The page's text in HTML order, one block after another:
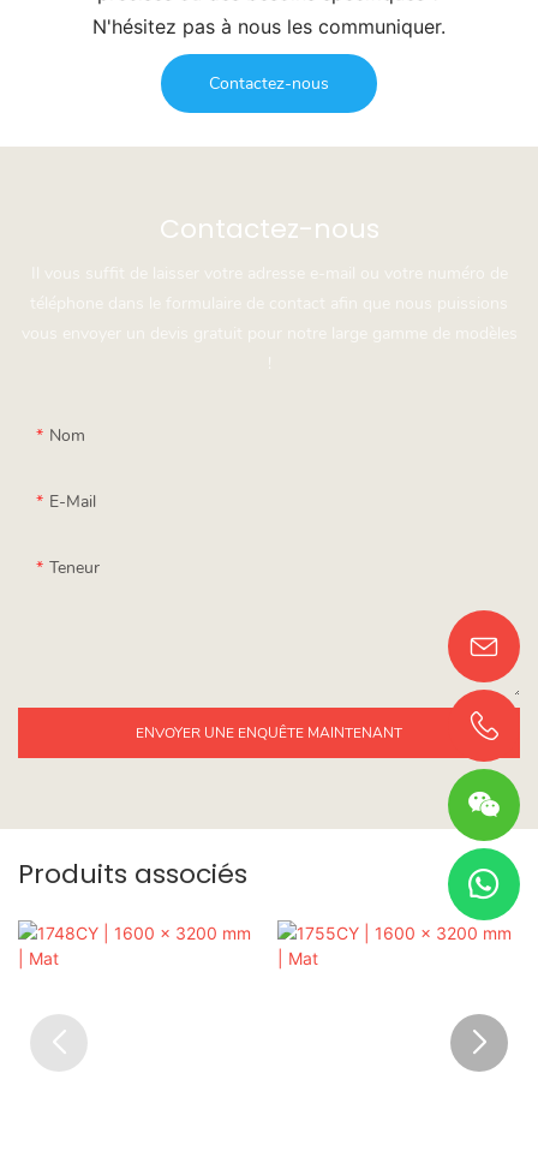
N'hésitez pas à nous les communiquer.
Contactez-nous
Contactez-nous
Il vous suffit de laisser votre adresse e-mail ou votre numéro de
téléphone dans le formulaire de contact afin que nous puissions
vous envoyer un devis gratuit pour notre large gamme de modèles
!
Nom
E-Mail
Teneur
ENVOYER UNE ENQUÊTE MAINTENANT
Produits associés